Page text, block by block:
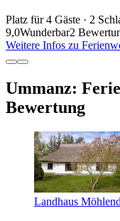
Platz für 4 Gäste · 2
9,0Wunderbar2
Weitere Infos zu
Ummanz:
Bewertung
Landhaus